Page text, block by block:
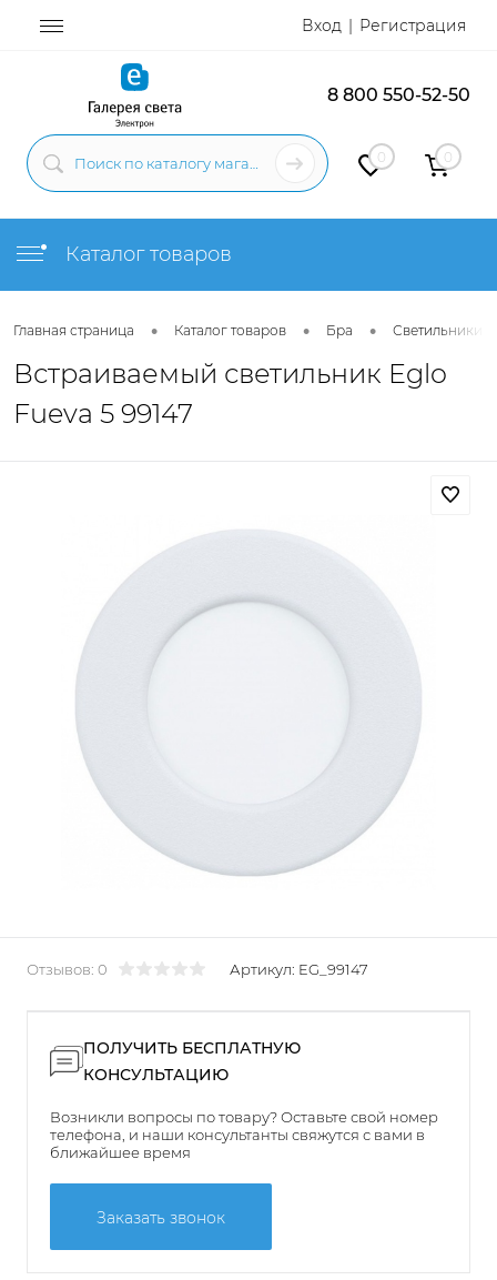
Вход Регистрация
8 800 550-52-50
0 0
Каталог товаров
Главная страница • Каталог товаров • Бра • Светильники
Встраиваемый светильник Eglo
Fueva 5 99147
Отзывов: 0 Артикул: EG_99147
ПОЛУЧИТЬ БЕСПЛАТНУЮ
КОНСУЛЬТАЦИЮ
Возникли вопросы по товару? Оставьте свой номер
телефона, и наши консультанты свяжутся с вами в
ближайшее время
Заказать звонок